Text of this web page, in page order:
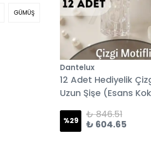
GÜMÜŞ
Dantelux
12 Adet Hediyelik
Uzun Şişe (Esans
%29
₺ 846.51
₺ 604.65